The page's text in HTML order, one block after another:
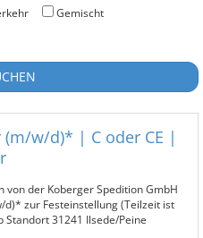
Gemischt
(m/w/d)* | C oder CE |
von der Koberger Spedition GmbH
d)* zur Festeinstellung (Teilzeit ist
Standort 31241 Ilsede/Peine